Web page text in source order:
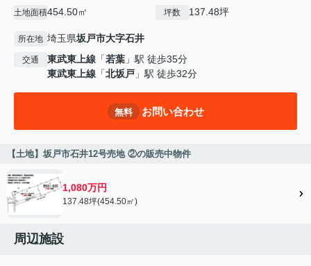
土地面積454.50㎡ 坪数 137.48坪
所在地 埼玉県坂戸市大字石井
交通 東武東上線 「若葉 」駅 徒歩35分
東武東上線 「北坂戸 」駅 徒歩32分
無料 お問い合わせ
【土地】坂戸市石井12号売地 ②の販売中物件
1,080万円
137.48坪(454.50㎡)
周辺施設